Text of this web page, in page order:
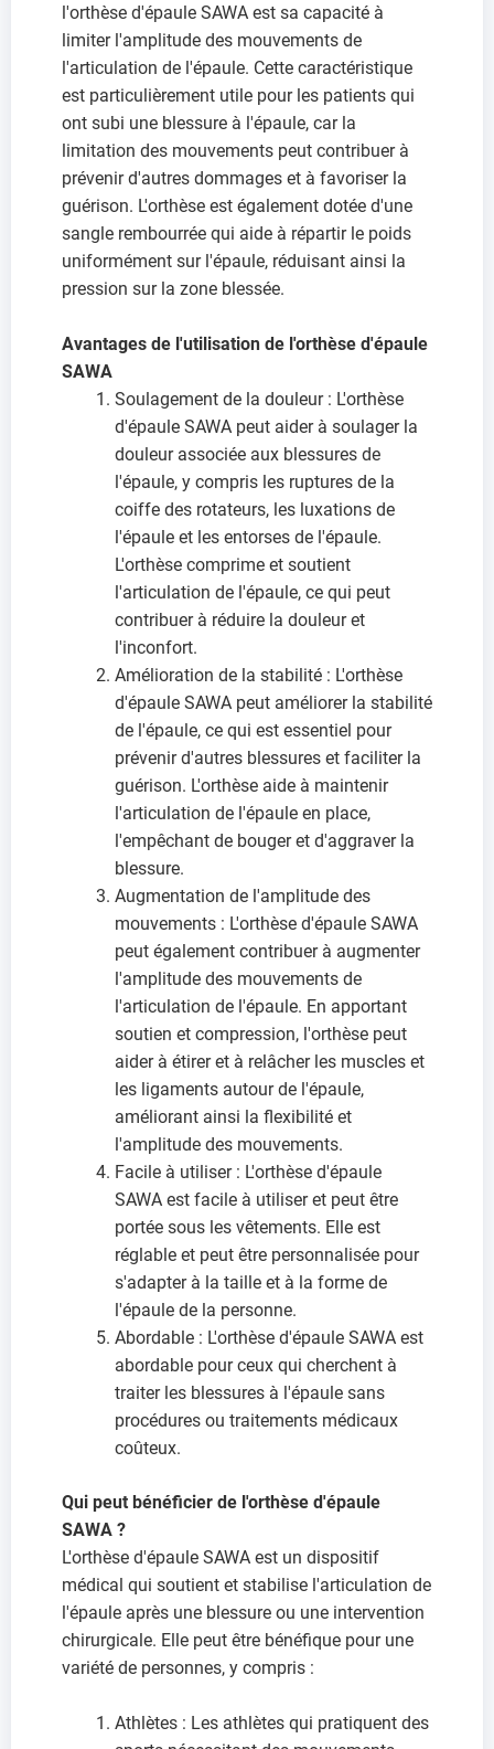
l'orthèse d'épaule SAWA est sa capacité à
limiter l'amplitude des mouvements de
l'articulation de l'épaule. Cette caractéristique
est particulièrement utile pour les patients qui
ont subi une blessure à l'épaule, car la
limitation des mouvements peut contribuer à
prévenir d'autres dommages et à favoriser la
guérison. L'orthèse est également dotée d'une
sangle rembourrée qui aide à répartir le poids
uniformément sur l'épaule, réduisant ainsi la
pression sur la zone blessée.
Avantages de l'utilisation de l'orthèse d'épaule
SAWA
Soulagement de la douleur : L'orthèse
d'épaule SAWA peut aider à soulager la
douleur associée aux blessures de
l'épaule, y compris les ruptures de la
coiffe des rotateurs, les luxations de
l'épaule et les entorses de l'épaule.
L'orthèse comprime et soutient
l'articulation de l'épaule, ce qui peut
contribuer à réduire la douleur et
l'inconfort.
Amélioration de la stabilité : L'orthèse
d'épaule SAWA peut améliorer la stabilité
de l'épaule, ce qui est essentiel pour
prévenir d'autres blessures et faciliter la
guérison. L'orthèse aide à maintenir
l'articulation de l'épaule en place,
l'empêchant de bouger et d'aggraver la
blessure.
Augmentation de l'amplitude des
mouvements : L'orthèse d'épaule SAWA
peut également contribuer à augmenter
l'amplitude des mouvements de
l'articulation de l'épaule. En apportant
soutien et compression, l'orthèse peut
aider à étirer et à relâcher les muscles et
les ligaments autour de l'épaule,
améliorant ainsi la flexibilité et
l'amplitude des mouvements.
Facile à utiliser : L'orthèse d'épaule
SAWA est facile à utiliser et peut être
portée sous les vêtements. Elle est
réglable et peut être personnalisée pour
s'adapter à la taille et à la forme de
l'épaule de la personne.
Abordable : L'orthèse d'épaule SAWA est
abordable pour ceux qui cherchent à
traiter les blessures à l'épaule sans
procédures ou traitements médicaux
coûteux.
Qui peut bénéficier de l'orthèse d'épaule
SAWA ?
L'orthèse d'épaule SAWA est un dispositif
médical qui soutient et stabilise l'articulation de
l'épaule après une blessure ou une intervention
chirurgicale. Elle peut être bénéfique pour une
variété de personnes, y compris :
Athlètes : Les athlètes qui pratiquent des